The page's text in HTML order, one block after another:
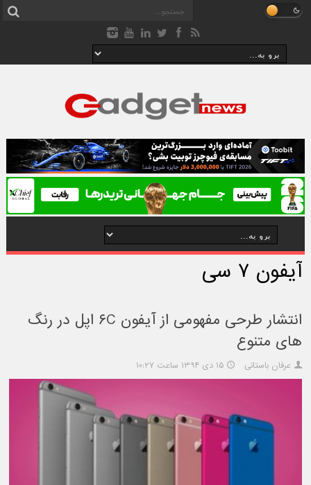
آیفون ۷ سی
انتشار طرحی مفهومی از آیفون ۶C اپل در رنگ
های متنوع
عرفان باستانی ۱۵ دی ۱۳۹۴ ساعت ۱۰:۲۷